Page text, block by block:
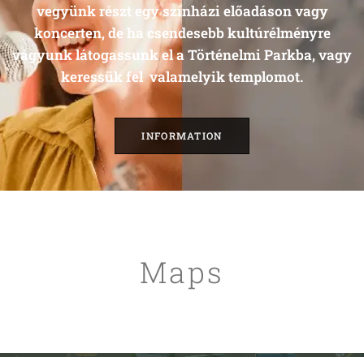
vegyünk részt egy színházi előadáson vagy
koncerten, de ha csendesebb kultúrélményre
vágyunk látogassunk el a Történelmi Parkba, vagy
keressük fel valamelyik templomot.
INFORMATION
Maps